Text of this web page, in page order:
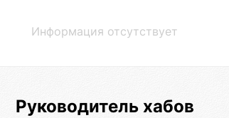
Информация отсутствует
Руководитель хабов
Создание крепкой семьи